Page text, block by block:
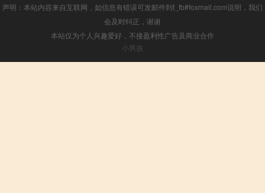
声明：本站内容来自互联网，如信息有错误可发邮件到f_fb#foxmail.com说明，我们
会及时纠正，谢谢
本站仅为个人兴趣爱好，不接盈利性广告及商业合作
小男孩